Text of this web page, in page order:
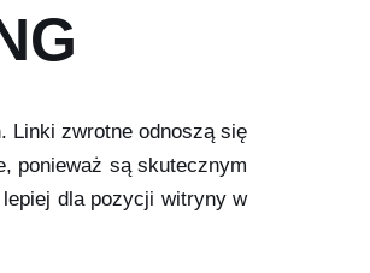
Linki zwrotne odnoszą się
ponieważ są skutecznym
dla pozycji witryny w